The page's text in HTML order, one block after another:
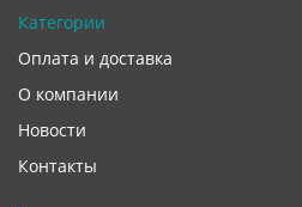
Категории
Оплата и доставка
О компании
Новости
Контакты